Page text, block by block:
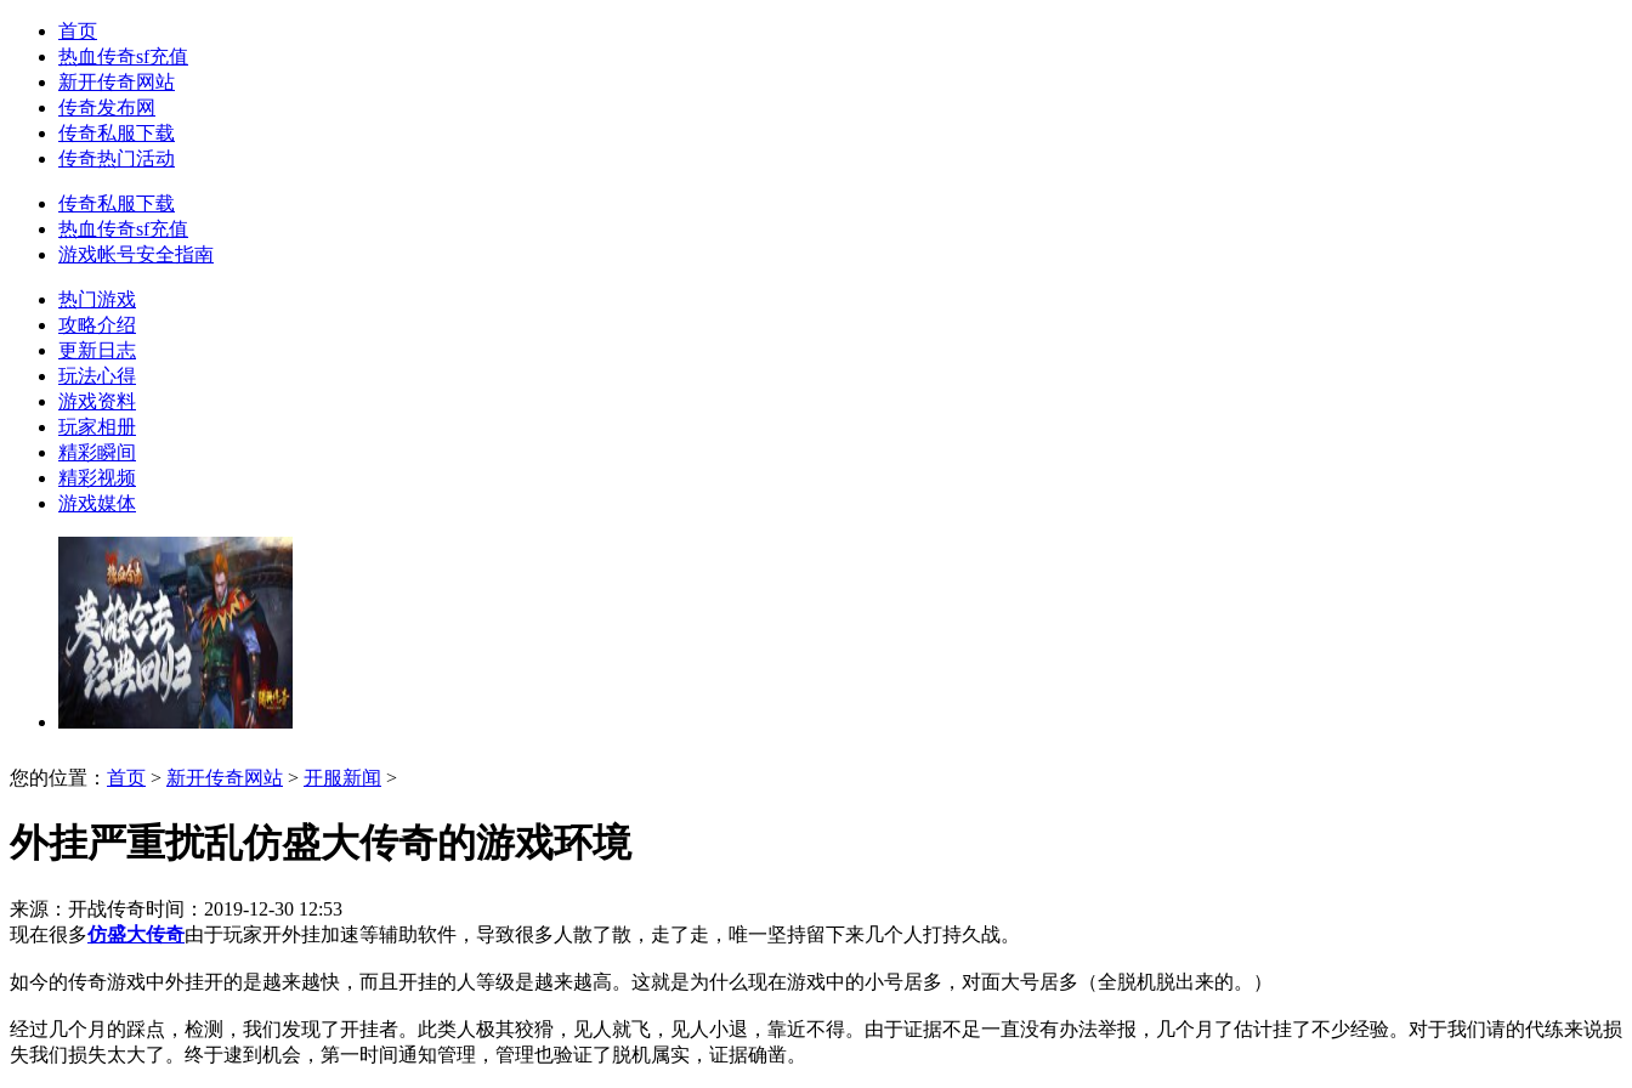
首页
热血传奇sf充值
新开传奇网站
传奇发布网
传奇私服下载
传奇热门活动
传奇私服下载
热血传奇sf充值
游戏帐号安全指南
热门游戏
攻略介绍
更新日志
玩法心得
游戏资料
玩家相册
精彩瞬间
精彩视频
游戏媒体
您的位置： 首页 > 新开传奇网站 > 开服新闻 >
外挂严重扰乱仿盛大传奇的游戏环境
来源：开战传奇时间：2019-12-30 12:53
现在很多仿盛大传奇由于玩家开外挂加速等辅助软件，导致很多人散了散，走了走，唯一坚持留下来几个人打持久战。
如今的传奇游戏中外挂开的是越来越快，而且开挂的人等级是越来越高。这就是为什么现在游戏中的小号居多，对面大号居多（全脱机脱出来的。）
经过几个月的踩点，检测，我们发现了开挂者。此类人极其狡猾，见人就飞，见人小退，靠近不得。由于证据不足一直没有办法举报，几个月了估计挂了不少经验。对于我们请的代练来说损
失我们损失太大了。终于逮到机会，第一时间通知管理，管理也验证了脱机属实，证据确凿。